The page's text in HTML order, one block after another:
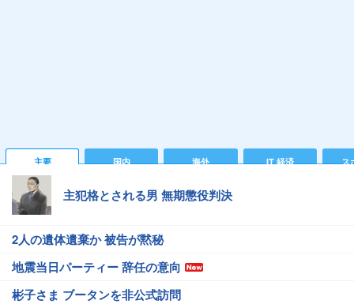
主要 国内 海外 IT 経済 ス
主犯格とされる男 無期懲役判決
2人の遺体遺棄か 被告が黙秘
地震当日パーティー 辞任の意向
彬子さま ブータンを非公式訪問